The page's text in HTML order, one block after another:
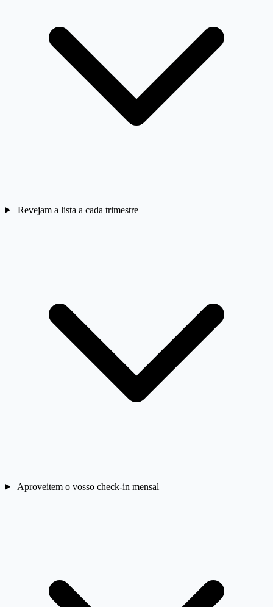
Revejam a lista a cada trimestre
Aproveitem o vosso check-in mensal